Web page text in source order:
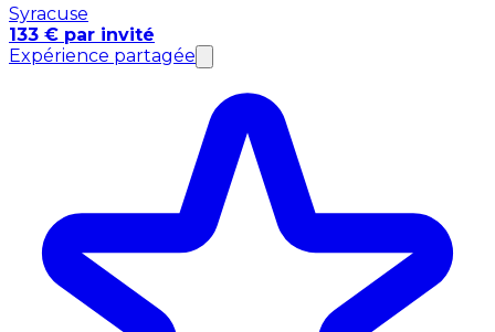
Syracuse
133 € par invité
Expérience partagée